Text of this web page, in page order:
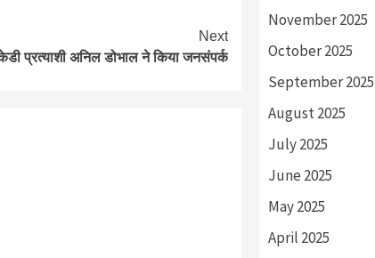
Next
प्रत्याशी अनिल डोभाल ने किया जनसंपर्क
November 2025
October 2025
September 2025
August 2025
July 2025
June 2025
May 2025
April 2025